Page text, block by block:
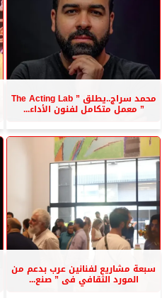
محمد سراج..يطلق ” The Acting Lab
” معمل متكامل لفنون الأداء...
سبعة مشاريع لفنانين عرب بدعم من
المورد الثقافي فى ” صنع...